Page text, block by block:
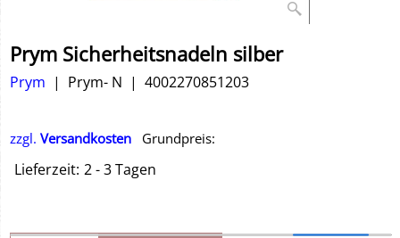
Prym Sicherheitsnadeln silber
Prym Prym- N 4002270851203
zzgl. Versandkosten Grundpreis:
Lieferzeit: 2 - 3 Tagen